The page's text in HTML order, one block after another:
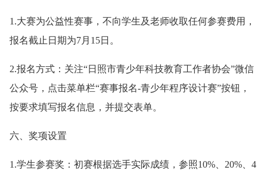
1.大赛为公益性赛事，不向学生及老师收取任何参赛费用，
报名截止日期为7月15日。
2.报名方式：关注“日照市青少年科技教育工作者协会”微信
公众号，点击菜单栏“赛事报名-青少年程序设计赛”按钮，
按要求填写报名信息，并提交表单。
六、奖项设置
1.学生参赛奖：初赛根据选手实际成绩，参照10%、20%、4